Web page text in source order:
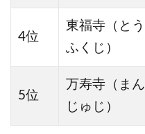
4位
東福寺（とう
ふくじ）
5位
万寿寺（まん
じゅじ）